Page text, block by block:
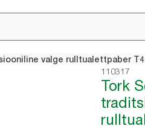
valge rulltualettpaber T4
110317
Tork